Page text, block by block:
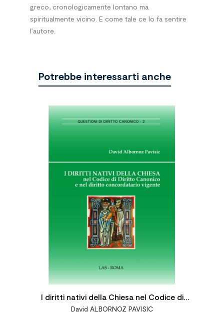
greco, cronologicamente lontano ma
spiritualmente vicino. E come tale ce lo fa sentire
l’autore.
Potrebbe interessarti anche
I diritti nativi della Chiesa nel Codice di
David ALBORNOZ PAVISIC